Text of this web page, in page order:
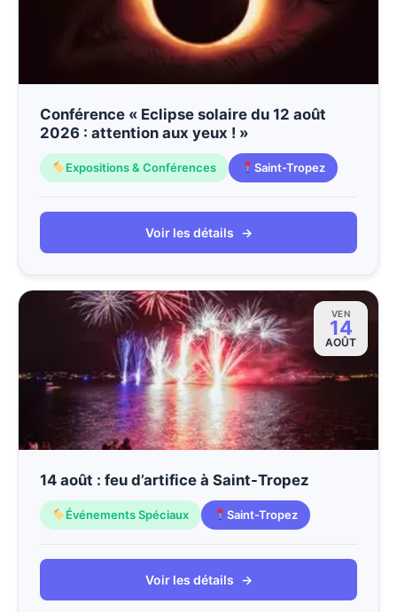
Conférence « Eclipse solaire du 12 août
2026 : attention aux yeux ! »
Expositions & Conférences Saint-Tropez
Voir les détails →
VEN
14
AOÛT
14 août : feu d’artifice à Saint-Tropez
Événements Spéciaux Saint-Tropez
Voir les détails →